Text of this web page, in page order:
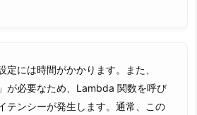
定には時間がかかります。また、
が必要なため、Lambda 関数を呼び
テンシーが発生します。通常、この